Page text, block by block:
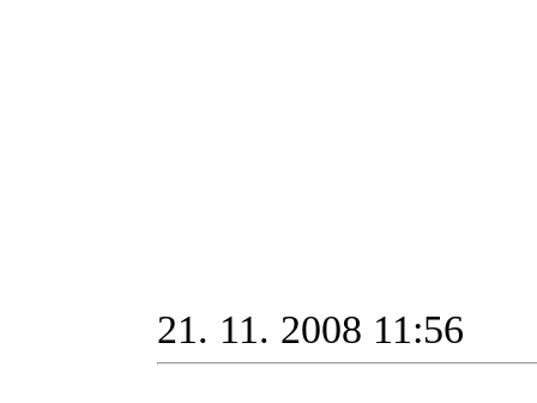
21. 11. 2008 11:56